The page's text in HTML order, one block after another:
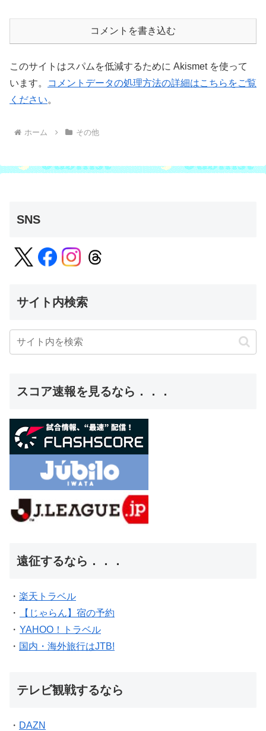
コメントを書き込む
このサイトはスパムを低減するために Akismet を使って
います。
コメントデータの処理方法の詳細はこちらをご覧
ください。
ホーム その他
SNS
サイト内検索
スコア速報を見るなら．．．
遠征するなら．．．
・ 楽天トラベル
・
【じゃらん】宿の予約
・ YAHOO！トラベル
・ 国内・海外旅行はJTB!
テレビ観戦するなら
・ DAZN